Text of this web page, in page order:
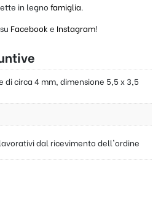
in legno famiglia.
Facebook e Instagram!
di circa 4 mm, dimensione 5,5 x 3,5
dal ricevimento dell'ordine